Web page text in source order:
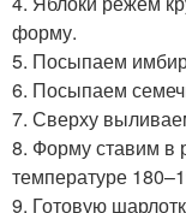
форму.
5. Посыпаем
6. Посыпаем
7. Сверху
8. Форму ставим в
температуре
9. Готовую